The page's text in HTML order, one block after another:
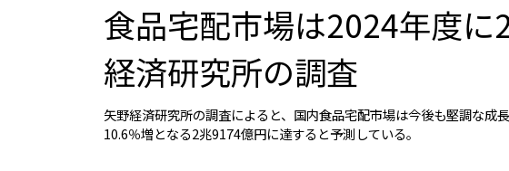
食品宅配市場は2024年度
経済研究所の調査
矢野経済研究所の調査によると、国内食品宅配市場は今後も堅調な成
10.6％増となる2兆9174億円に達すると予測している。